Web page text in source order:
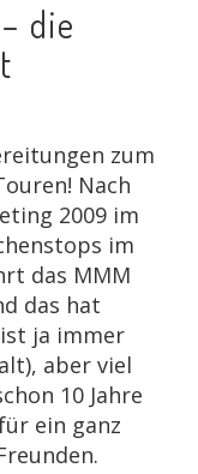
die
zum
Nach
2009 im
im
das MMM
das hat
ja immer
aber viel
10 Jahre
ein ganz